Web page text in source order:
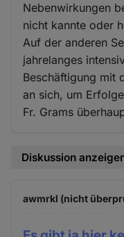
Nebenwirkungen
nicht kannte oder
Auf der anderen
jahrelanges
Beschäftigung mit
an sich, um
Fr. Grams
Diskussion
awmrkl (nicht